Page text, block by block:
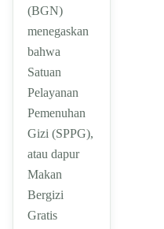
(BGN)
menegaskan
bahwa
Satuan
Pelayanan
Pemenuhan
Gizi (SPPG),
atau dapur
Makan
Bergizi
Gratis